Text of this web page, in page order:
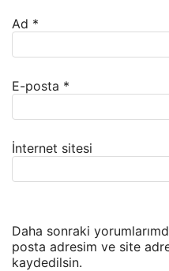
Ad *
E-posta *
İnternet sitesi
Daha sonraki
posta adresim ve site
kaydedilsin.